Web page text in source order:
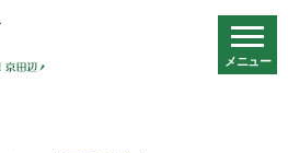
メニュー